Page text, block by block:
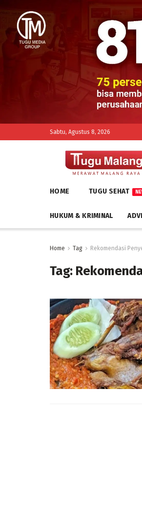
Sabtu, Agustus 8, 2026
HOME TUGU SEHAT
HUKUM & KRIMINAL
Home Tag Rekomendasi
Tag: